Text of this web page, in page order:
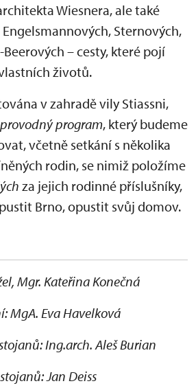
Wiesnera, ale také
Sternových,
– cesty, které pojí
životů.
v zahradě vily Stiassni,
program, který budeme
včetně setkání s několika
rodin, se nimiž položíme
za jejich rodinné příslušníky,
Brno, opustit svůj domov.
Mgr. Kateřina Konečná
MgA. Eva Havelková
Ing.arch. Aleš Burian
Jan Deiss